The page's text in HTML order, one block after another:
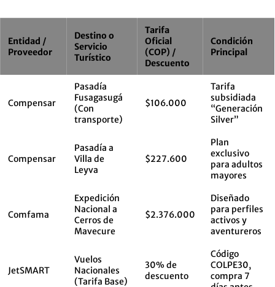
Entidad /
Proveedor
Destino o
Servicio
Turístico
Tarifa
Oficial
(COP) /
Descuento
Condición
Principal
Compensar
Pasadía
Fusagasugá
(Con
transporte)
$106.000
Tarifa
subsidiada
“Generación
Silver”
Compensar
Pasadía a
Villa de
Leyva
$227.600
Plan
exclusivo
para adultos
mayores
Comfama
Expedición
Nacional a
Cerros de
Mavecure
$2.376.000
Diseñado
para perfiles
activos y
aventureros
JetSMART
Vuelos
Nacionales
(Tarifa Base)
30% de
descuento
Código
COLPE30,
compra 7